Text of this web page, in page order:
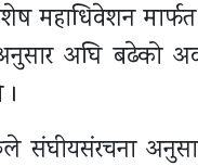
महाधिवेशन
अघि बढेको
संघीयसंरचना